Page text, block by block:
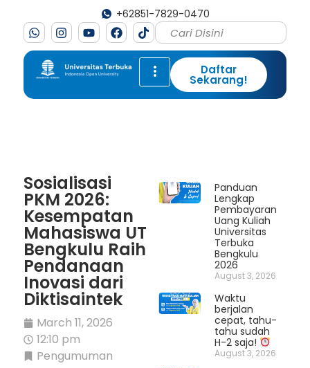
+62851-7829-0470
Daftar
Sekarang!
Sosialisasi
PKM 2026:
Kesempatan
Mahasiswa UT
Bengkulu Raih
Pendanaan
Inovasi dari
Diktisaintek
March 11, 2026
12:10 pm
Pengumuman
Panduan
Lengkap
Pembayaran
Uang Kuliah
Universitas
Terbuka
Bengkulu
2026
August 3, 2026
Waktu
berjalan
cepat, tahu-
tahu sudah
H-2 saja!
August 3, 2026